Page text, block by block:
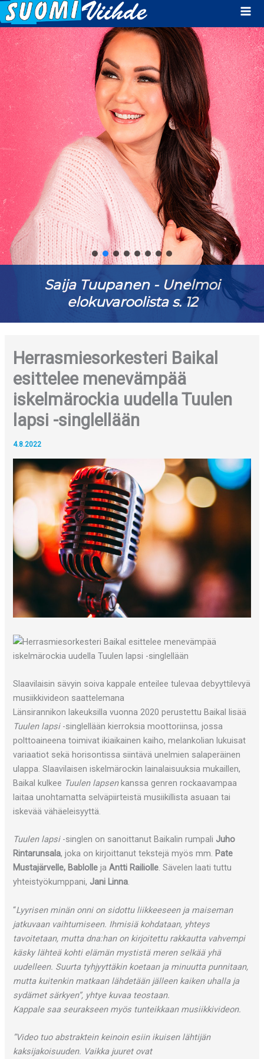
Saija Tuupanen - Unelmoi
elokuvaroolista s. 12
Herrasmiesorkesteri Baikal
esittelee menevämpää
iskelmärockia uudella Tuulen
lapsi -singlellään
4.8.2022
Slaavilaisin sävyin soiva kappale enteilee tulevaa debyyttilevyä
musiikkivideon saattelemana
Länsirannikon lakeuksilla vuonna 2020 perustettu Baikal lisää
Tuulen lapsi-singlellään kierroksia moottoriinsa, jossa
polttoaineena toimivat ikiaikainen kaiho, melankolian lukuisat
variaatiot sekä horisontissa siintävä unelmien salaperäinen
ulappa. Slaavilaisen iskelmärockin lainalaisuuksia mukaillen,
Baikal kulkee Tuulen lapsenkanssa genren rockaavampaa
laitaa unohtamatta selväpiirteistä musiikillista asuaan tai
iskevää vähäeleisyyttä.
Tuulen lapsi-singlen on sanoittanut Baikalin rumpali Juho
Rintarunsala, joka on kirjoittanut tekstejä myös mm. Pate
Mustajärvelle, Bablolle jaAntti Railiolle. Sävelen laati tuttu
yhteistyökumppani, Jani Linna.
“Lyyrisen minän onni on sidottu liikkeeseen ja maiseman
jatkuvaan vaihtumiseen. Ihmisiä kohdataan, yhteys
tavoitetaan, mutta dna:han on kirjoitettu rakkautta vahvempi
käsky lähteä kohti elämän mystistä meren selkää yhä
uudelleen. Suurta tyhjyyttäkin koetaan ja minuutta punnitaan,
mutta kuitenkin matkaan lähdetään jälleen kaiken uhalla ja
sydämet särkyen”, yhtye kuvaa teostaan.
Kappale saa seurakseen myös tunteikkaan musiikkivideon.
”Video tuo abstraktein keinoin esiin ikuisen lähtijän
kaksijakoisuuden. Vaikka juuret ovat